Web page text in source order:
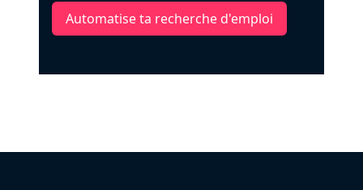
Automatise ta recherche d'emploi